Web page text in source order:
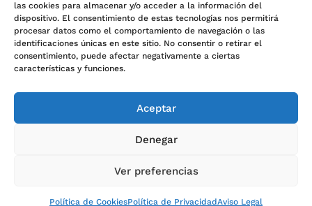
las cookies para almacenar y/o acceder a la información del
dispositivo. El consentimiento de estas tecnologías nos permitirá
procesar datos como el comportamiento de navegación o las
identificaciones únicas en este sitio. No consentir o retirar el
consentimiento, puede afectar negativamente a ciertas
características y funciones.
Aceptar
Denegar
Ver preferencias
Política de CookiesPolítica de PrivacidadAviso Legal
maquetas.tech ® 2022. Phone:+34 608 110
+34 952 229 298